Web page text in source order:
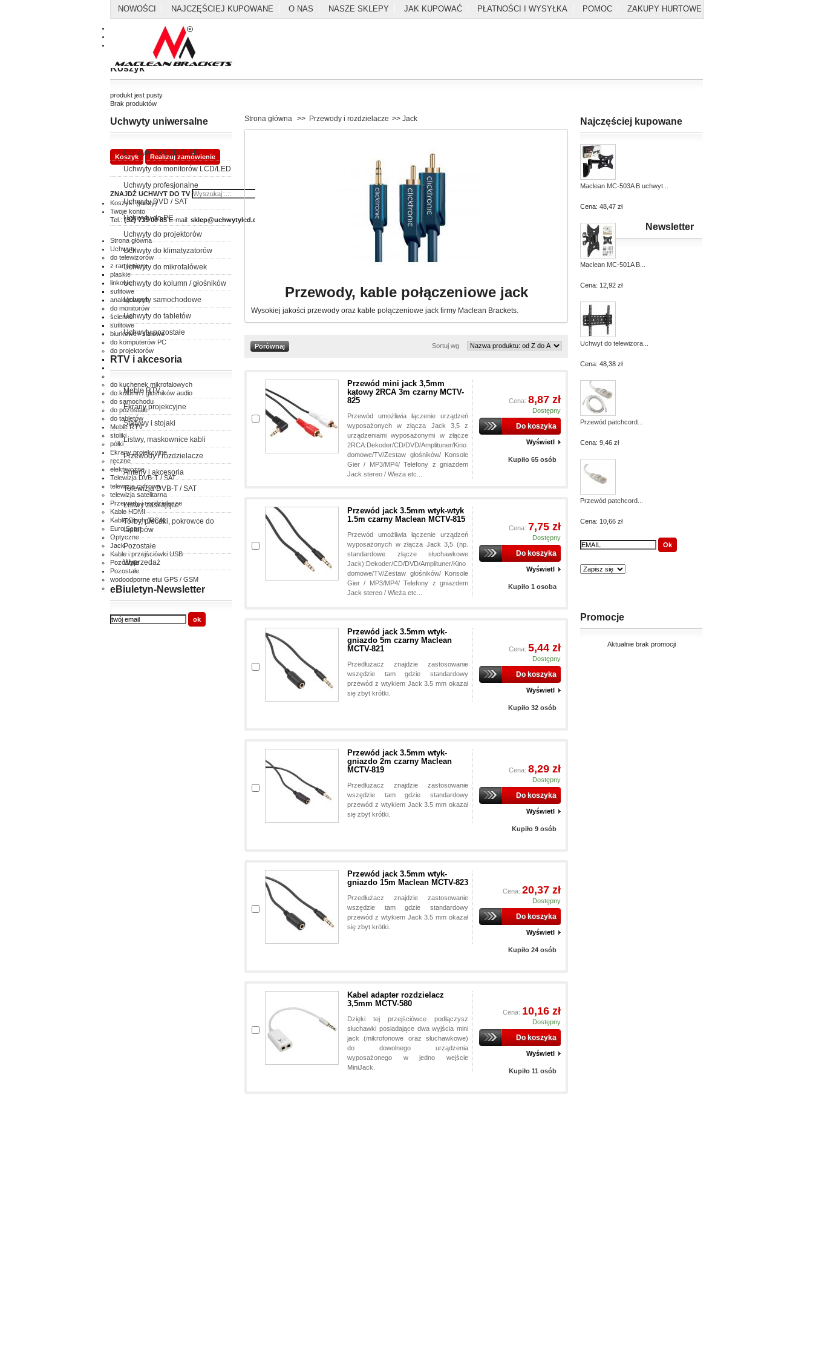
NOWOŚCI NAJCZĘŚCIEJ KUPOWANE O NAS NASZE SKLEPY JAK KUPOWAĆ PŁATNOŚCI I WYSYŁKA POMOC ZAKUPY HURTOWE
Koszyk
produkt jest pusty
Brak produktów
0,00 zł Dostawa
0,00 zł Razem
Koszyk Realizuj zamówienie
ZNAJDŹ UCHWYT DO TV
Koszyk:(pusty)
Twoje konto
Tel.: (32) 739 00 85 E-mail: sklep@uchwytylcd.com.pl
Strona główna
Uchwyty
do telewizorów
z ramieniem
płaskie
linkowe
sufitowe
analogowych
do monitorów
ścienne
sufitowe
biurkowe / stołowe
do komputerów PC
do projektorów
ścienne
do kuchenek mikrofalowych
do kolumn / głośników audio
do samochodu
do pozostałe
do tabletów
Meble RTV
stoliki
półki
Ekrany projekcyjne
ręczne
elektryczne
Telewizja DVB-T / SAT
telewizja cyfrowa
telewizja satelitarna
Przewody i rozdzielacze
Kable HDMI
Kable Cinch (RCA)
Euro Scart
Optyczne
Jack
Kable i przejściówki USB
Pozostałe
Pozostałe
wodoodporne etui GPS / GSM
inne
Uchwyty uniwersalne
Uchwyty TV LCD / LED
Uchwyty do monitorów LCD/LED
Uchwyty profesjonalne
Uchwyty DVD / SAT
Uchwyty do PC
Uchwyty do projektorów
Uchwyty do klimatyzatorów
Uchwyty do mikrofalówek
Uchwyty do kolumn / głośników
Uchwyty samochodowe
Uchwyty do tabletów
Uchwyty pozostałe
RTV i akcesoria
Meble RTV
Ekrany projekcyjne
Statywy i stojaki
Listwy, maskownice kabli
Przewody i rozdzielacze
Anteny i akcesoria
Telewizja DVB-T / SAT
Listwy zasilające
Torby, plecaki, pokrowce do
laptopów
Pozostałe
Wyprzedaż
eBiuletyn-Newsletter
Strona główna >> Przewody i rozdzielacze >> Jack
Przewody, kable połączeniowe jack
Wysokiej jakości przewody oraz kable połączeniowe jack firmy Maclean Brackets.
Sortuj wg
Przewód mini jack 3,5mm
kątowy 2RCA 3m czarny MCTV-
825
Przewód umożliwia łączenie urządzeń
wyposażonych w złącza Jack 3,5 z
urządzeniami wyposażonymi w złącze
2RCA:Dekoder/CD/DVD/Amplituner/Kino
domowe/TV/Zestaw głośników/ Konsole
Gier / MP3/MP4/ Telefony z gniazdem
Jack stereo / Wieża etc...
Cena: 8,87 zł
Dostępny
Do koszyka
Wyświetl
Kupiło 65 osób
Przewód jack 3.5mm wtyk-wtyk
1.5m czarny Maclean MCTV-815
Przewód umożliwia łączenie urządzeń
wyposażonych w złącza Jack 3,5 (np.
standardowe złącze słuchawkowe
Jack):Dekoder/CD/DVD/Amplituner/Kino
domowe/TV/Zestaw głośników/ Konsole
Gier / MP3/MP4/ Telefony z gniazdem
Jack stereo / Wieża etc...
Cena: 7,75 zł
Dostępny
Do koszyka
Wyświetl
Kupiło 1 osoba
Przewód jack 3.5mm wtyk-
gniazdo 5m czarny Maclean
MCTV-821
Przedłużacz znajdzie zastosowanie
wszędzie tam gdzie standardowy
przewód z wtykiem Jack 3.5 mm okazał
się zbyt krótki.
Cena: 5,44 zł
Dostępny
Do koszyka
Wyświetl
Kupiło 32 osób
Przewód jack 3.5mm wtyk-
gniazdo 2m czarny Maclean
MCTV-819
Przedłużacz znajdzie zastosowanie
wszędzie tam gdzie standardowy
przewód z wtykiem Jack 3.5 mm okazał
się zbyt krótki.
Cena: 8,29 zł
Dostępny
Do koszyka
Wyświetl
Kupiło 9 osób
Przewód jack 3.5mm wtyk-
gniazdo 15m Maclean MCTV-823
Przedłużacz znajdzie zastosowanie
wszędzie tam gdzie standardowy
przewód z wtykiem Jack 3.5 mm okazał
się zbyt krótki.
Cena: 20,37 zł
Dostępny
Do koszyka
Wyświetl
Kupiło 24 osób
Kabel adapter rozdzielacz
3,5mm MCTV-580
Dzięki tej przejściówce podłączysz
słuchawki posiadające dwa wyjścia mini
jack (mikrofonowe oraz słuchawkowe)
do dowolnego urządzenia
wyposażonego w jedno wejście
MiniJack.
Cena: 10,16 zł
Dostępny
Do koszyka
Wyświetl
Kupiło 11 osób
Najczęściej kupowane
Maclean MC-503A B uchwyt...
Cena: 48,47 zł
Maclean MC-501A B...
Cena: 12,92 zł
Uchwyt do telewizora...
Cena: 48,38 zł
Przewód patchcord...
Cena: 9,46 zł
Przewód patchcord...
Cena: 10,66 zł
Newsletter
Promocje
Aktualnie brak promocji